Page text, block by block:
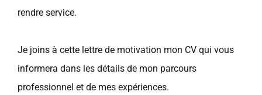
rendre service.
Je joins à cette lettre de motivation mon CV qui vous
informera dans les détails de mon parcours
professionnel et de mes expériences.